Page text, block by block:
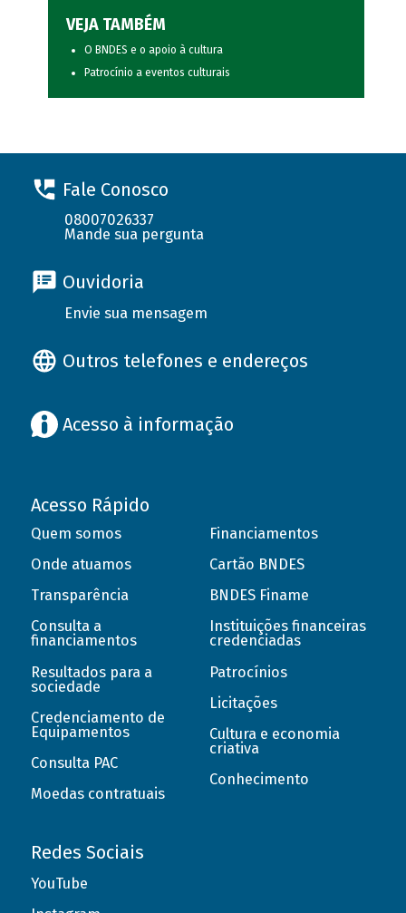
VEJA TAMBÉM
O BNDES e o apoio à cultura
Patrocínio a eventos culturais
Fale Conosco
08007026337
Mande sua pergunta
Ouvidoria
Envie sua mensagem
Outros telefones e endereços
Acesso à informação
Acesso Rápido
Quem somos
Onde atuamos
Transparência
Consulta a
financiamentos
Resultados para a
sociedade
Credenciamento de
Equipamentos
Consulta PAC
Moedas contratuais
Financiamentos
Cartão BNDES
BNDES Finame
Instituições financeiras
credenciadas
Patrocínios
Licitações
Cultura e economia
criativa
Conhecimento
Redes Sociais
YouTube